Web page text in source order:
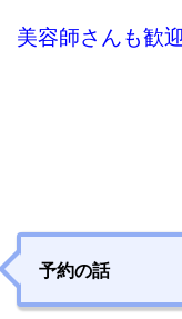
美容師さんも歓迎
予約の話